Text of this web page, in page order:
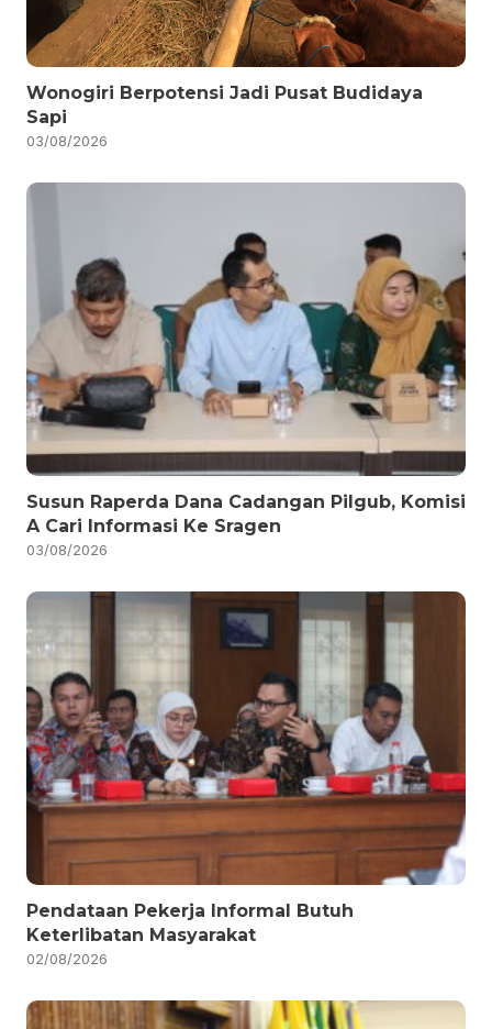
Wonogiri Berpotensi Jadi Pusat Budidaya
Sapi
03/08/2026
Susun Raperda Dana Cadangan Pilgub, Komisi
A Cari Informasi Ke Sragen
03/08/2026
Pendataan Pekerja Informal Butuh
Keterlibatan Masyarakat
02/08/2026